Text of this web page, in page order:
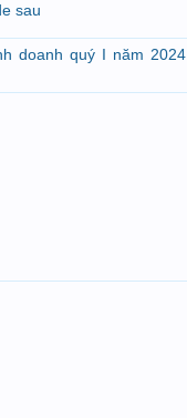
sau
doanh quý I năm 2024